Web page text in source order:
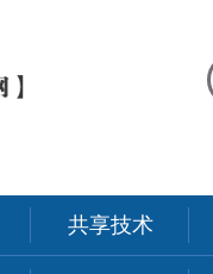
共享技术